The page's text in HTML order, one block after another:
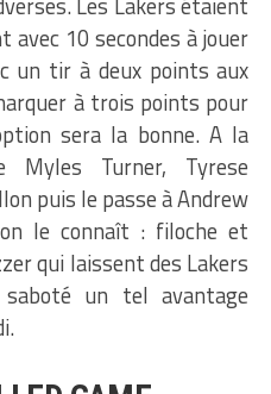
avec 10 secondes à jouer
un tir à deux points aux
à trois points pour
sera la bonne. A la
Turner, Tyrese
puis le passe à Andrew
le connaît : filoche et
qui laissent des Lakers
saboté un tel avantage